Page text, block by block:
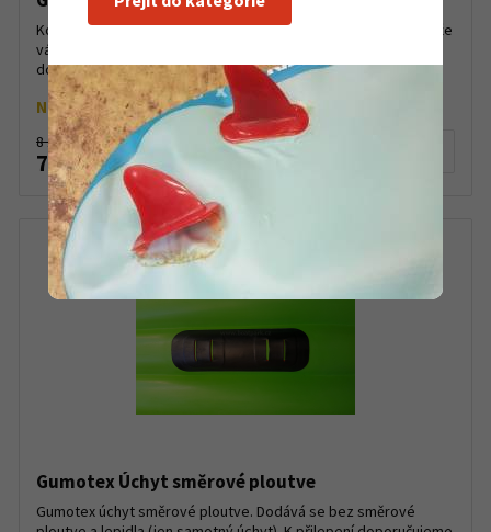
Kormidlo vám zpříjemní a usnadní výlet se seakajakem. Pomůže
vám manévrovat a zatáčet i s mořským kajakem. Můžete si
dovolit zblízka obdivovat krásy členitého pobřeží. Na...
Na objednávku
8 100 Kč
7 900 Kč
Gumotex Úchyt směrové ploutve
Gumotex úchyt směrové ploutve. Dodává se bez směrové